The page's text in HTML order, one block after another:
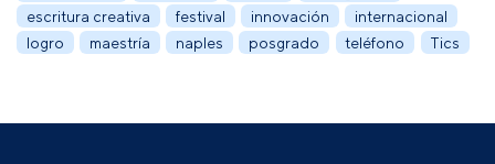
escritura creativa
festival innovación
internacional
logro
maestría naples posgrado teléfono Tics